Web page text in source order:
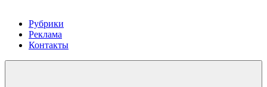
Рубрики
Реклама
Контакты